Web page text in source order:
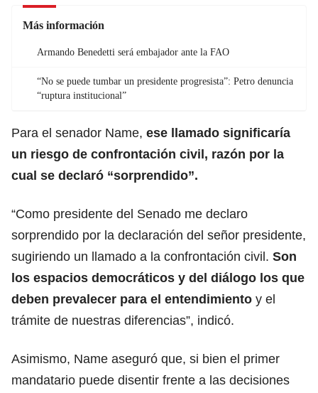
Más información
Armando Benedetti será embajador ante la FAO
“No se puede tumbar un presidente progresista”: Petro denuncia
“ruptura institucional”
Para el senador Name, ese llamado significaría
un riesgo de confrontación civil, razón por la
cual se declaró “sorprendido”.
“Como presidente del Senado me declaro
sorprendido por la declaración del señor presidente,
sugiriendo un llamado a la confrontación civil. Son
los espacios democráticos y del diálogo los que
deben prevalecer para el entendimiento y el
trámite de nuestras diferencias”, indicó.
Asimismo, Name aseguró que, si bien el primer
mandatario puede disentir frente a las decisiones